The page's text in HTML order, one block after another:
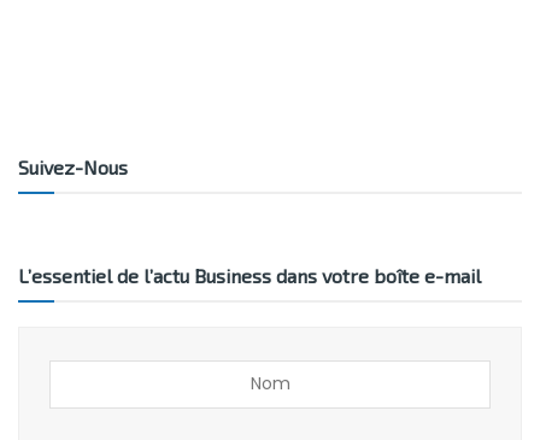
Suivez-Nous
L’essentiel de l’actu Business dans votre boîte e-mail